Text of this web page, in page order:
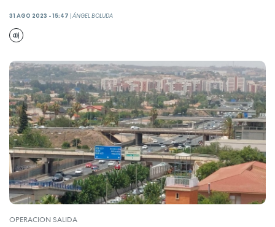
31 AGO 2023 - 15:47 |ÁNGEL BOLUDA
OPERACION SALIDA